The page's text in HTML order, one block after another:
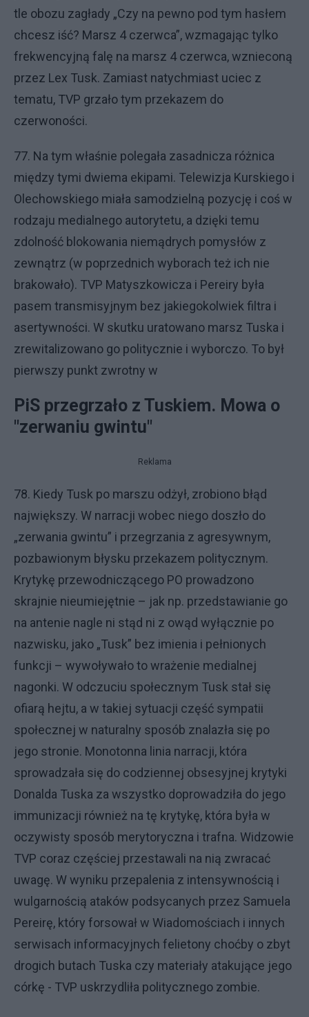
tle obozu zagłady „Czy na pewno pod tym hasłem
chcesz iść? Marsz 4 czerwca”, wzmagając tylko
frekwencyjną falę na marsz 4 czerwca, wznieconą
przez Lex Tusk. Zamiast natychmiast uciec z
tematu, TVP grzało tym przekazem do
czerwoności.
77. Na tym właśnie polegała zasadnicza różnica
między tymi dwiema ekipami. Telewizja Kurskiego i
Olechowskiego miała samodzielną pozycję i coś w
rodzaju medialnego autorytetu, a dzięki temu
zdolność blokowania niemądrych pomysłów z
zewnątrz (w poprzednich wyborach też ich nie
brakowało). TVP Matyszkowicza i Pereiry była
pasem transmisyjnym bez jakiegokolwiek filtra i
asertywności. W skutku uratowano marsz Tuska i
zrewitalizowano go politycznie i wyborczo. To był
pierwszy punkt zwrotny w
PiS przegrzało z Tuskiem. Mowa o
"zerwaniu gwintu"
Reklama
78. Kiedy Tusk po marszu odżył, zrobiono błąd
największy. W narracji wobec niego doszło do
„zerwania gwintu” i przegrzania z agresywnym,
pozbawionym błysku przekazem politycznym.
Krytykę przewodniczącego PO prowadzono
skrajnie nieumiejętnie – jak np. przedstawianie go
na antenie nagle ni stąd ni z owąd wyłącznie po
nazwisku, jako „Tusk” bez imienia i pełnionych
funkcji – wywoływało to wrażenie medialnej
nagonki. W odczuciu społecznym Tusk stał się
ofiarą hejtu, a w takiej sytuacji część sympatii
społecznej w naturalny sposób znalazła się po
jego stronie. Monotonna linia narracji, która
sprowadzała się do codziennej obsesyjnej krytyki
Donalda Tuska za wszystko doprowadziła do jego
immunizacji również na tę krytykę, która była w
oczywisty sposób merytoryczna i trafna. Widzowie
TVP coraz częściej przestawali na nią zwracać
uwagę. W wyniku przepalenia z intensywnością i
wulgarnością ataków podsycanych przez Samuela
Pereirę, który forsował w Wiadomościach i innych
serwisach informacyjnych felietony choćby o zbyt
drogich butach Tuska czy materiały atakujące jego
córkę - TVP uskrzydliła politycznego zombie.